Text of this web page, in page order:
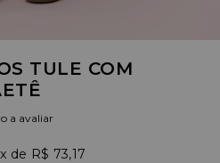
TULE COM
a avaliar
R$ 73,17